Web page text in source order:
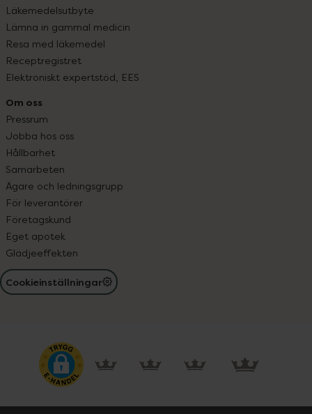
Läkemedelsutbyte
Lämna in gammal medicin
Resa med läkemedel
Receptregistret
Elektroniskt expertstöd, EES
Om oss
Pressrum
Jobba hos oss
Hållbarhet
Samarbeten
Ägare och ledningsgrupp
För leverantörer
Företagskund
Eget apotek
Glädjeeffekten
Cookieinställningar